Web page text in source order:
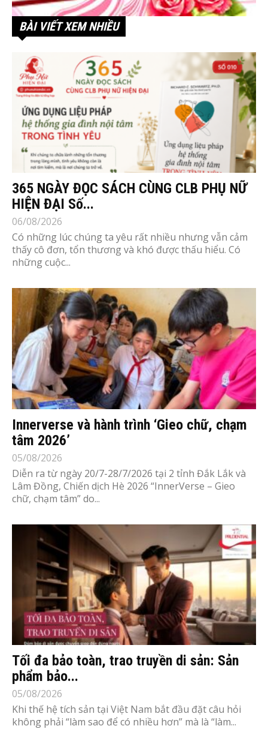
BÀI VIẾT XEM NHIỀU
365 NGÀY ĐỌC SÁCH CÙNG CLB PHỤ NỮ
HIỆN ĐẠI Số...
06/08/2026
Có những lúc chúng ta yêu rất nhiều nhưng vẫn cảm
thấy cô đơn, tổn thương và khó được thấu hiểu. Có
những cuộc...
Innerverse và hành trình ‘Gieo chữ, chạm
tâm 2026’
05/08/2026
Diễn ra từ ngày 20/7-28/7/2026 tại 2 tỉnh Đắk Lắk và
Lâm Đồng, Chiến dịch Hè 2026 “InnerVerse – Gieo
chữ, chạm tâm” do...
Tối đa bảo toàn, trao truyền di sản: Sản
phẩm bảo...
05/08/2026
Khi thế hệ tích sản tại Việt Nam bắt đầu đặt câu hỏi
không phải “làm sao để có nhiều hơn” mà là “làm...